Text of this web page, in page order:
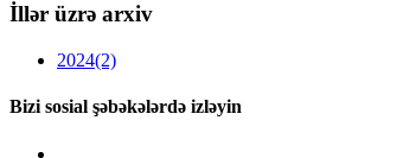
İllər üzrə arxiv
2024(2)
Bizi sosial şəbəkələrdə izləyin